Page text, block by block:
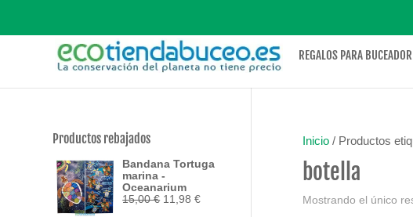
REGALOS PARA
Inicio / Productos
botella
Mostrando el único
Productos rebajados
Bandana Tortuga
marina -
Oceanarium
15,00€ El
11,98€El